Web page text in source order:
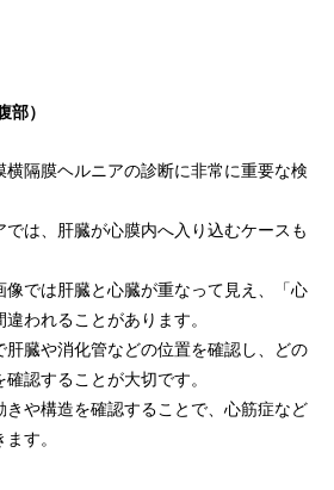
部）
隔膜ヘルニアの診断に非常に重要な検
は、肝臓が心膜内へ入り込むケースも
像では肝臓と心臓が重なって見え、「心
われることがあります。
肝臓や消化管などの位置を確認し、どの
認することが大切です。
きや構造を確認することで、心筋症など
す。